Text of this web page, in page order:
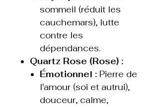
sommeil (réduit les
cauchemars), lutte
contre les
dépendances.
Quartz Rose (Rose) :
Émotionnel : Pierre de
l'amour (soi et autrui),
douceur, calme,